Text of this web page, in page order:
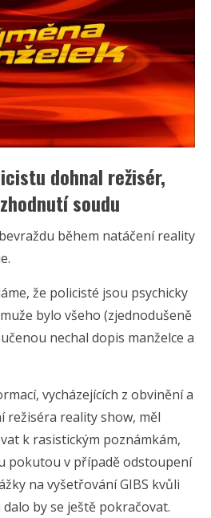
dohnal režisér,
soudu
během natáčení reality
že policisté jsou psychicky
bylo všeho (zjednodušeně
nechal dopis manželce a
vycházejících z obvinění a
režiséra reality show, měl
k rasistickým poznámkám,
pokutou v případě odstoupení
na vyšetřování GIBS kvůli
by se ještě pokračovat.